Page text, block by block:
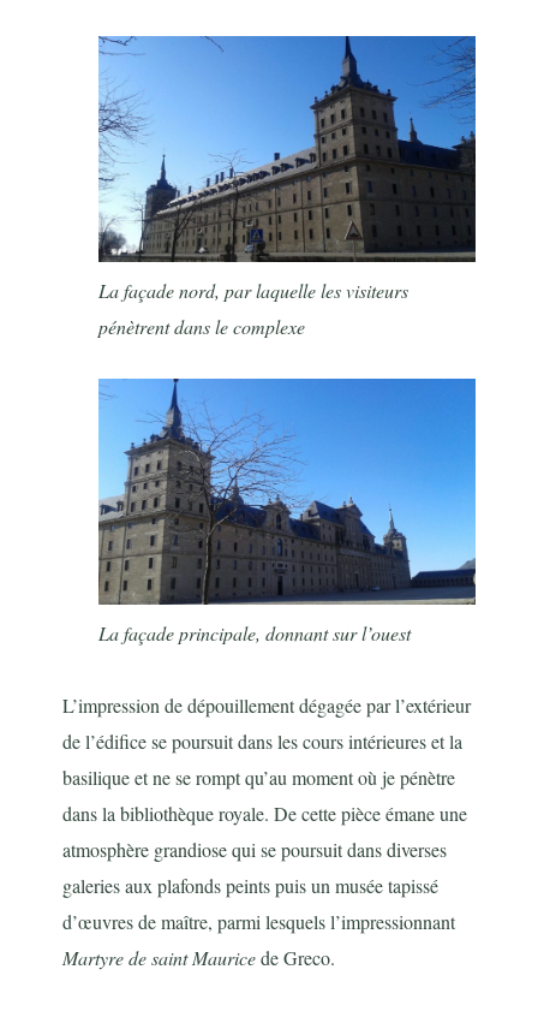
La façade nord, par laquelle les visiteurs
pénètrent dans le complexe
La façade principale, donnant sur l’ouest
L’impression de dépouillement dégagée par l’extérieur
de l’édifice se poursuit dans les cours intérieures et la
basilique et ne se rompt qu’au moment où je pénètre
dans la bibliothèque royale. De cette pièce émane une
atmosphère grandiose qui se poursuit dans diverses
galeries aux plafonds peints puis un musée tapissé
d’œuvres de maître, parmi lesquels l’impressionnant
Martyre de saint Mauricede Greco.